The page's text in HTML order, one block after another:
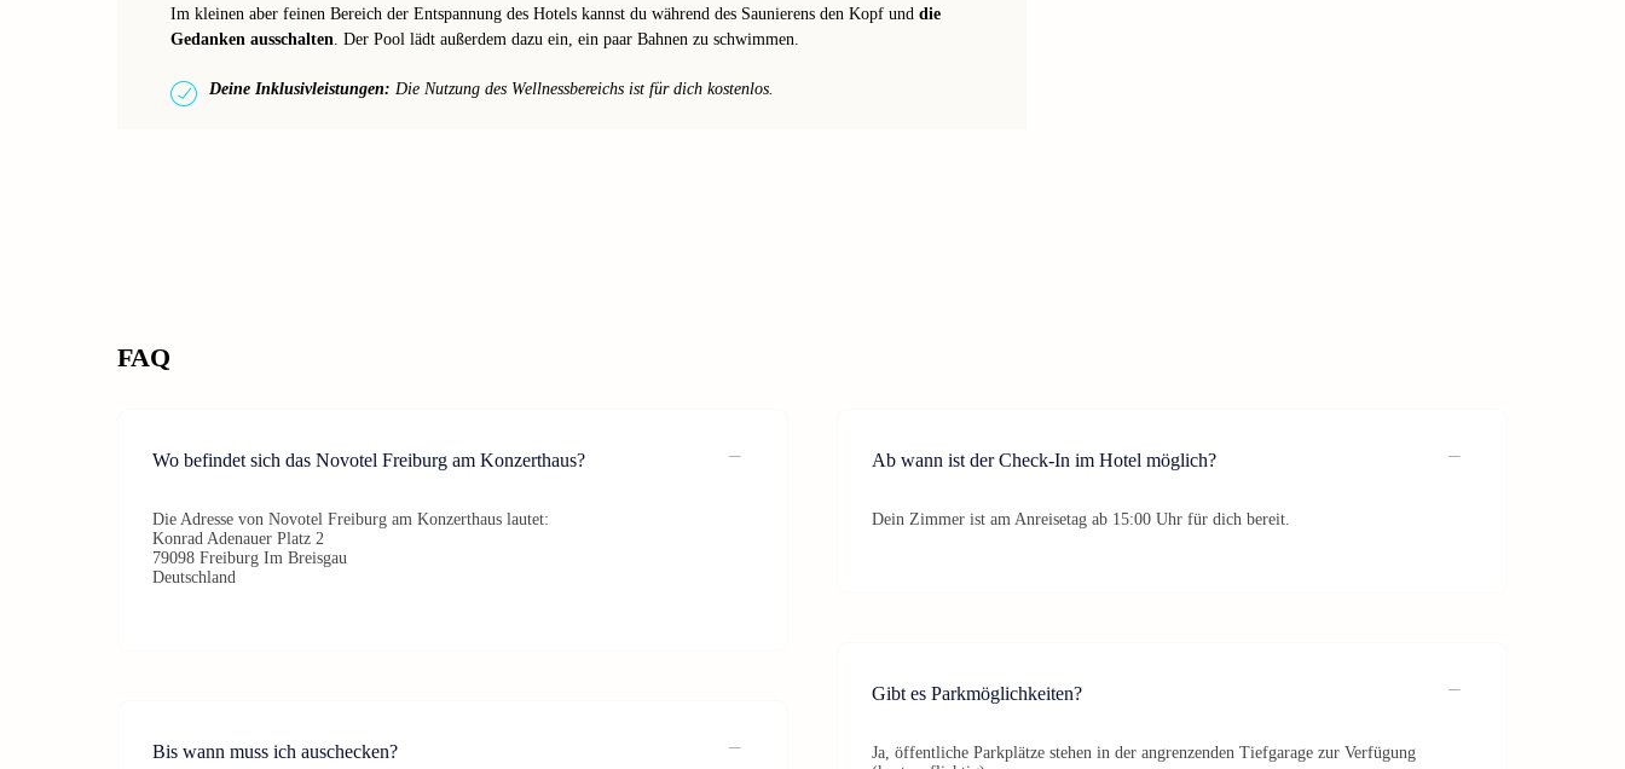
Im kleinen aber feinen Bereich der Entspannung des Hotels kannst du während des Saunierens den Kopf und die
Gedanken ausschalten . Der Pool lädt außerdem dazu ein, ein paar Bahnen zu schwimmen.
Deine Inklusivleistungen: Die Nutzung des Wellnessbereichs ist für dich kostenlos.
FAQ
Wo befindet sich das Novotel Freiburg am Konzerthaus?
Die Adresse von Novotel Freiburg am Konzerthaus lautet:
Konrad Adenauer Platz 2
79098 Freiburg Im Breisgau
Deutschland
Bis wann muss ich auschecken?
Ab wann ist der Check-In im Hotel möglich?
Dein Zimmer ist am Anreisetag ab 15:00 Uhr für dich bereit.
Gibt es Parkmöglichkeiten?
Ja, öffentliche Parkplätze stehen in der angrenzenden Tiefgarage zur Verfügung